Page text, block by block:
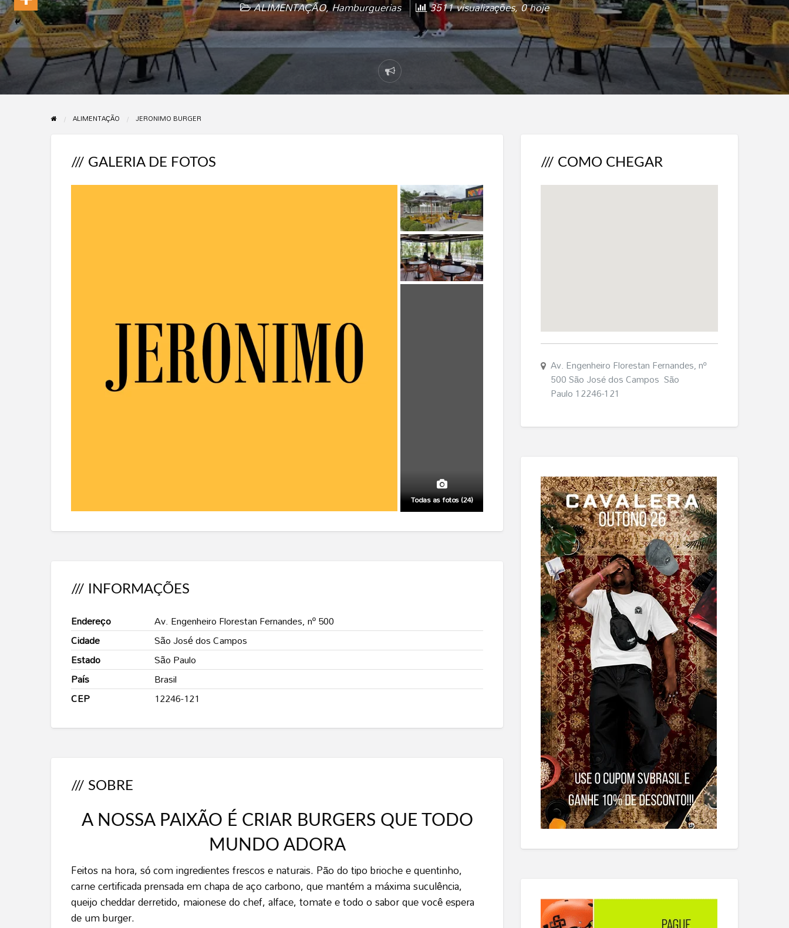
ALIMENTAÇÃO,Hamburguerias 3511 visualizações, 0 hoje
Reportar
um
ALIMENTAÇÃO JERONIMO BURGER
/// GALERIA DE FOTOS
Todas as fotos (24)
/// INFORMAÇÕES
Endereço
Av. Engenheiro Florestan Fernandes, nº 500
Cidade
São José dos Campos
Estado
São Paulo
País
Brasil
CEP
12246-121
/// SOBRE
A NOSSA PAIXÃO É CRIAR BURGERS QUE TODO
MUNDO ADORA
Feitos na hora, só com ingredientes frescos e naturais. Pão do tipo brioche e quentinho,
carne certificada prensada em chapa de aço carbono, que mantém a máxima suculência,
queijo cheddar derretido, maionese do chef, alface, tomate e todo o sabor que você espera
de um burger.
/// COMO CHEGAR
Av. Engenheiro Florestan Fernandes, nº
500 São José dos Campos São
Paulo 12246-121